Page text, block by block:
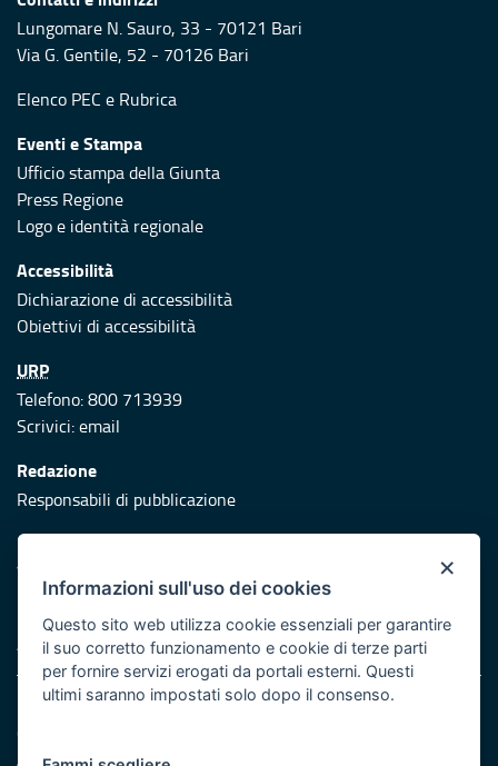
Lungomare N. Sauro, 33 - 70121 Bari
Via G. Gentile, 52 - 70126 Bari
Elenco PEC e Rubrica
Eventi e Stampa
Ufficio stampa della Giunta
Press Regione
Logo e identità regionale
Accessibilità
Dichiarazione di accessibilità
Obiettivi di accessibilità
URP
Telefono: 800 713939
Scrivici:email
Redazione
Responsabili di pubblicazione
Protezione civile
Vai al sito di Protezione Civile Puglia
Iniziativa finanziata con risorse del POR Puglia 2014/2020 -
Asse XI
Note legali
Cookie e privacy
Atti di notifica
×
Informazioni sull'uso dei cookies
Questo sito web utilizza cookie essenziali per garantire
il suo corretto funzionamento e cookie di terze parti
per fornire servizi erogati da portali esterni. Questi
ultimi saranno impostati solo dopo il consenso.